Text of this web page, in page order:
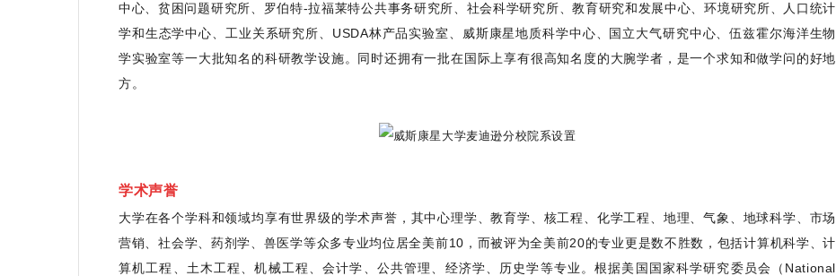
中心、贫困问题研究所、罗伯特-拉福莱特公共事务研究所、社会科学研究所、教育研究和发展中心、环境研究所、人口统计
学和生态学中心、工业关系研究所、USDA林产品实验室、威斯康星地质科学中心、国立大气研究中心、伍兹霍尔海洋生物
学实验室等一大批知名的科研教学设施。同时还拥有一批在国际上享有很高知名度的大腕学者，是一个求知和做学问的好地
方。
学术声誉
大学在各个学科和领域均享有世界级的学术声誉，其中心理学、教育学、核工程、化学工程、地理、气象、地球科学、市场
营销、社会学、药剂学、兽医学等众多专业均位居全美前10，而被评为全美前20的专业更是数不胜数，包括计算机科学、计
算机工程、土木工程、机械工程、会计学、公共管理、经济学、历史学等专业。根据美国国家科学研究委员会（National